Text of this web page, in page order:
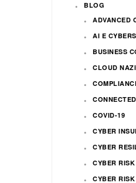
BLOG
ADVANCED
AI E
BUSINESS
CLOUD
COVID-19
CYBER
CYBER
CYBER RISK
CYBER